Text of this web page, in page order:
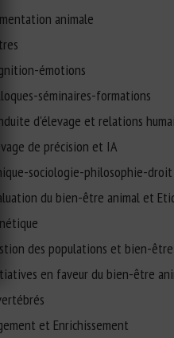
animale
émotions
séminaires-formations
d'élevage et relations
de précision et IA
sociologie-philosophie-droit
du bien-être animal et
des populations et bien-
en faveur du bien-être
et Enrichissement